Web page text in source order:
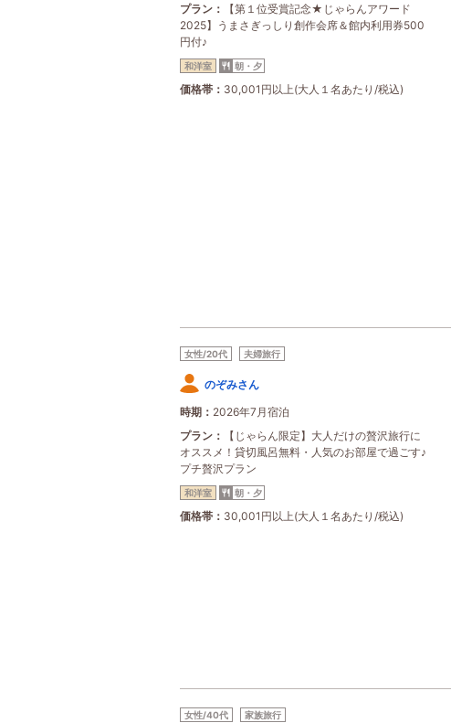
プラン
【第１位受賞記念★じゃらんアワード
2025】うまさぎっしり創作会席＆館内利用券500
円付♪
和洋室 朝・夕
価格帯 30,001円以上(大人１名あたり/税込)
女性/20代 夫婦旅行
のぞみさん
時期
2026年7月宿泊
プラン
【じゃらん限定】大人だけの贅沢旅行に
オススメ！貸切風呂無料・人気のお部屋で過ごす♪
プチ贅沢プラン
和洋室 朝・夕
価格帯 30,001円以上(大人１名あたり/税込)
女性/40代 家族旅行